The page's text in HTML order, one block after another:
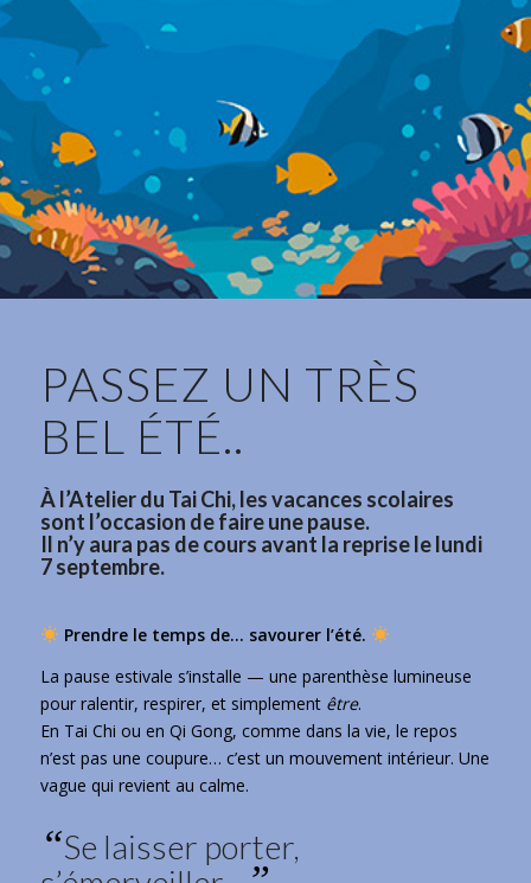
PASSEZ UN TRÈS
BEL ÉTÉ..
À l’Atelier du Tai Chi, les vacances scolaires
sont l’occasion de faire une pause.
Il n’y aura pas de cours avant la reprise le lundi
7 septembre.
Prendre le temps de… savourer l’été.
La pause estivale s’installe — une parenthèse lumineuse
pour ralentir, respirer, et simplement être.
En Tai Chi ou en Qi Gong, comme dans la vie, le repos
n’est pas une coupure… c’est un mouvement intérieur. Une
vague qui revient au calme.
“Se laisser porter,